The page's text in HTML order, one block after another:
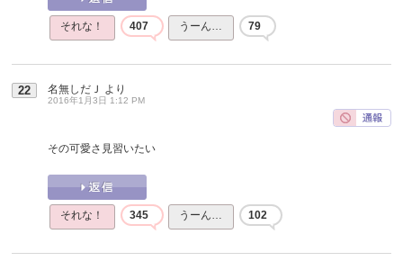
それな！ 407 うーん… 79
22 名無しだＪ より
2016年1月3日 1:12 PM
その可愛さ見習いたい
それな！ 345 うーん… 102